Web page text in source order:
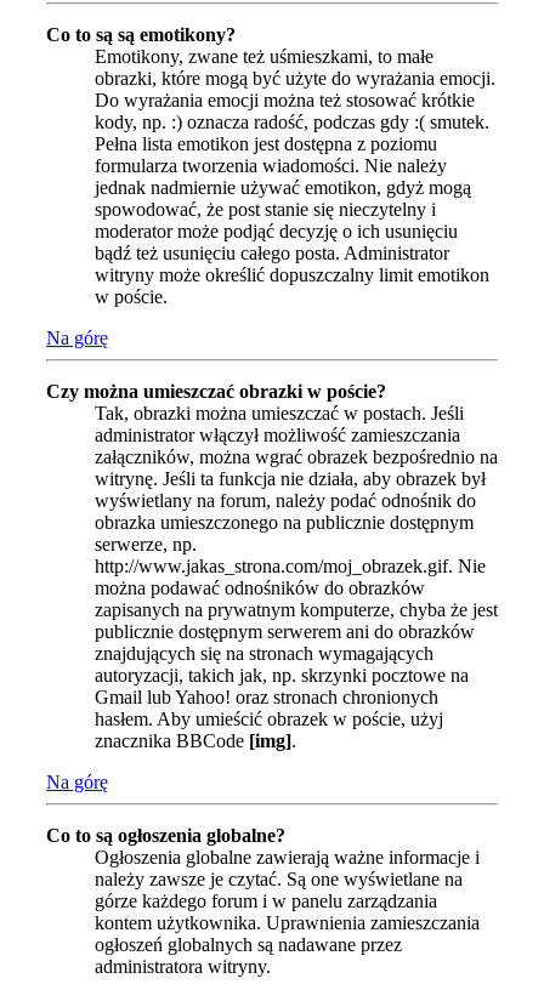
Co to są są emotikony?
Emotikony, zwane też uśmieszkami, to małe
obrazki, które mogą być użyte do wyrażania emocji.
Do wyrażania emocji można też stosować krótkie
kody, np. :) oznacza radość, podczas gdy :( smutek.
Pełna lista emotikon jest dostępna z poziomu
formularza tworzenia wiadomości. Nie należy
jednak nadmiernie używać emotikon, gdyż mogą
spowodować, że post stanie się nieczytelny i
moderator może podjąć decyzję o ich usunięciu
bądź też usunięciu całego posta. Administrator
witryny może określić dopuszczalny limit emotikon
w poście.
Na górę
Czy można umieszczać obrazki w poście?
Tak, obrazki można umieszczać w postach. Jeśli
administrator włączył możliwość zamieszczania
załączników, można wgrać obrazek bezpośrednio na
witrynę. Jeśli ta funkcja nie działa, aby obrazek był
wyświetlany na forum, należy podać odnośnik do
obrazka umieszczonego na publicznie dostępnym
serwerze, np.
http://www.jakas_strona.com/moj_obrazek.gif. Nie
można podawać odnośników do obrazków
zapisanych na prywatnym komputerze, chyba że jest
publicznie dostępnym serwerem ani do obrazków
znajdujących się na stronach wymagających
autoryzacji, takich jak, np. skrzynki pocztowe na
Gmail lub Yahoo! oraz stronach chronionych
hasłem. Aby umieścić obrazek w poście, użyj
znacznika BBCode [img].
Na górę
Co to są ogłoszenia globalne?
Ogłoszenia globalne zawierają ważne informacje i
należy zawsze je czytać. Są one wyświetlane na
górze każdego forum i w panelu zarządzania
kontem użytkownika. Uprawnienia zamieszczania
ogłoszeń globalnych są nadawane przez
administratora witryny.